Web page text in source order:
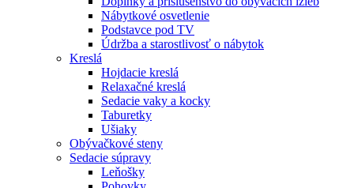
Nábytkové osvetlenie
Podstavce pod TV
Údržba a starostlivosť o nábytok
Kreslá
Hojdacie kreslá
Relaxačné kreslá
Sedacie vaky a kocky
Taburetky
Ušiaky
Obývačkové steny
Sedacie súpravy
Leňošky